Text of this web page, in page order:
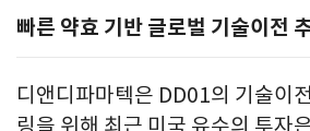
빠른 약효 기반 글로벌 기술이전
디앤디파마텍은 DD01의 기술이
링을 위해 최근 미국 유수의 투자